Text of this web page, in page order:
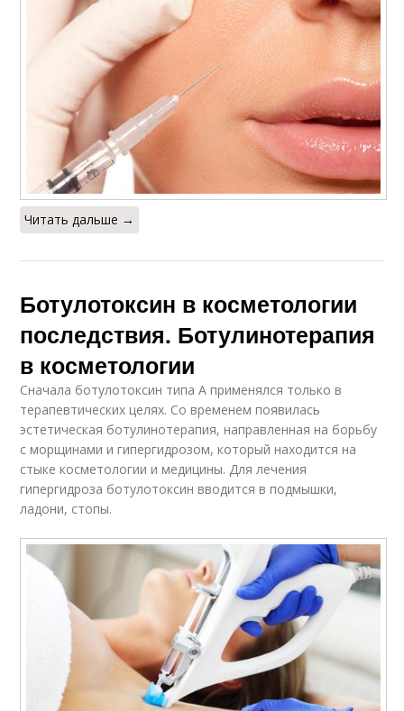
Читать дальше →
Ботулотоксин в косметологии
последствия. Ботулинотерапия
в косметологии
Сначала ботулотоксин типа А применялся только в
терапевтических целях. Со временем появилась
эстетическая ботулинотерапия, направленная на борьбу
с морщинами и гипергидрозом, который находится на
стыке косметологии и медицины. Для лечения
гипергидроза ботулотоксин вводится в подмышки,
ладони, стопы.